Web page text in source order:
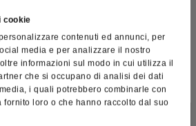
cookie
contenuti ed annunci, per
media e per analizzare il nostro
informazioni sul modo in cui utilizza il
che si occupano di analisi dei dati
i quali potrebbero combinarle con
fornito loro o che hanno raccolto dal suo